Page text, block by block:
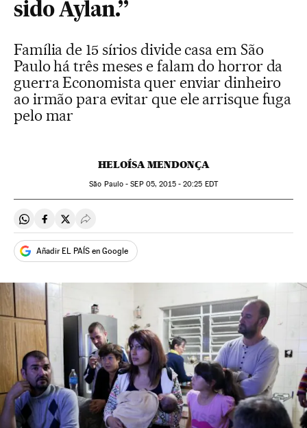
sido Aylan.”
Família de 15 sírios divide casa em São
Paulo há três meses e falam do horror da
guerra Economista quer enviar dinheiro
ao irmão para evitar que ele arrisque fuga
pelo mar
HELOÍSA MENDONÇA
São Paulo -SEP05, 2015 - 20:25 EDT
Compartir en Whatsapp
Compartir en Facebook
Compartir en Twitter
Desplegar Redes Sociales
Añadir EL PAÍS en Google